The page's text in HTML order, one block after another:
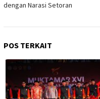
dengan Narasi Setoran
POS TERKAIT